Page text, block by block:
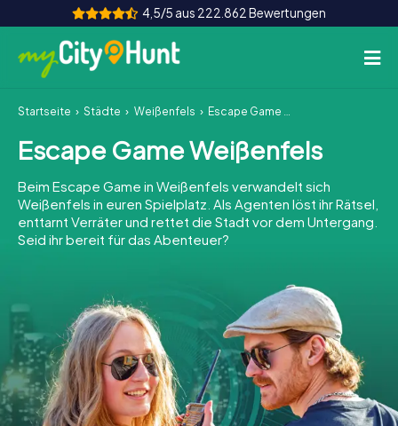
4,5/5 aus 222.862 Bewertungen
So funktioniert's
Städte
Touren
Teamevent
INT AT CH
DE
ES
FR UK
IE
IT
NL
Startseite Städte Weißenfels Escape Game Weißenfels
Escape Game Weißenfels
Beim Escape Game in Weißenfels verwandelt sich
Weißenfels in euren Spielplatz. Als Agenten löst ihr Rätsel,
enttarnt Verräter und rettet die Stadt vor dem Untergang.
Seid ihr bereit für das Abenteuer?